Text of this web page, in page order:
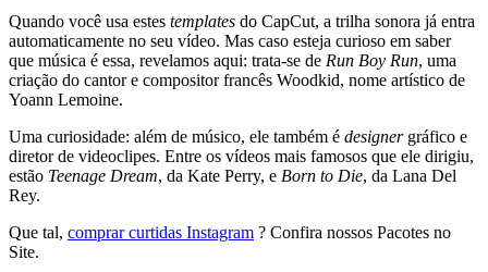
Quando você usa estes templates do CapCut, a trilha sonora já entra
automaticamente no seu vídeo. Mas caso esteja curioso em saber
que música é essa, revelamos aqui: trata-se de Run Boy Run, uma
criação do cantor e compositor francês Woodkid, nome artístico de
Yoann Lemoine.
Uma curiosidade: além de músico, ele também é designergráfico e
diretor de videoclipes. Entre os vídeos mais famosos que ele dirigiu,
estão Teenage Dream, da Kate Perry, e Born to Die, da Lana Del
Rey.
Que tal, comprar curtidas Instagram ? Confira nossos Pacotes no
Site.